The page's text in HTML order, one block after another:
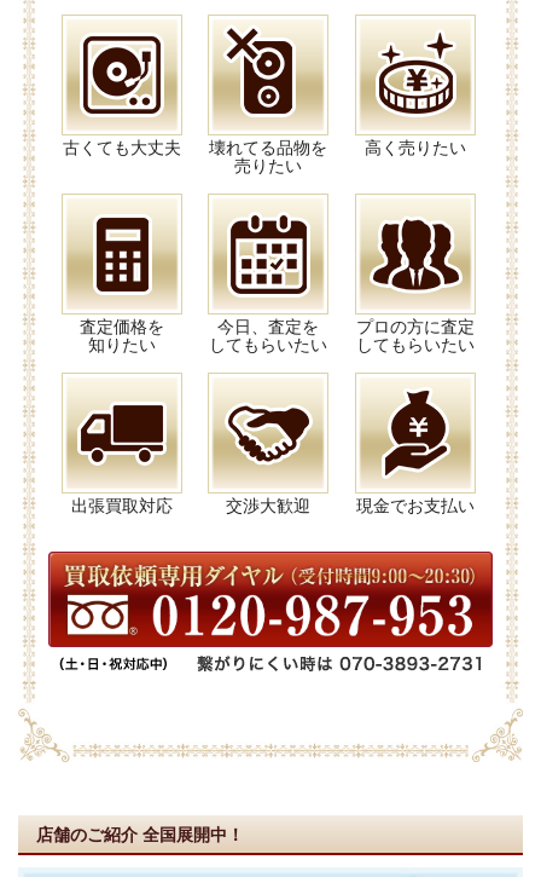
古くても大丈夫
壊れてる品物を
売りたい
高く売りたい
査定価格を
知りたい
今日、査定を
してもらいたい
プロの方に査定
してもらいたい
出張買取対応 交渉大歓迎 現金でお支払い
店舗のご紹介 全国展開中！